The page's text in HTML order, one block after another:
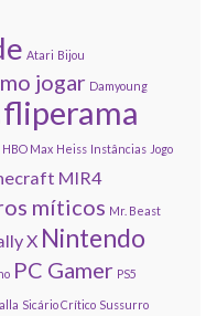
Atari Bijou
jogar Damyoung
fliperama
HBO Max Heiss Instâncias Jogo
MIR4
míticos Mr. Beast
X Nintendo
PC Gamer PS5
Sicário Crítico Sussurro